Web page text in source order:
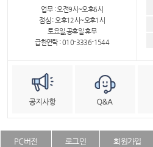
업무 : 오전9시~오후6시
점심 : 오후12시~오후1시
토요일,공휴일 휴무
급한연락 : 010-3336-1544
PC버전 로그인 회원가입